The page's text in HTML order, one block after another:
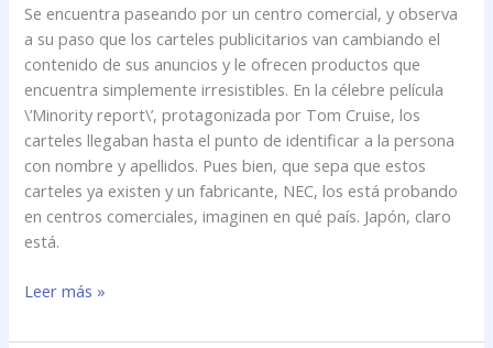
Se encuentra paseando por un centro comercial, y observa
a su paso que los carteles publicitarios van cambiando el
contenido de sus anuncios y le ofrecen productos que
encuentra simplemente irresistibles. En la célebre película
\’Minority report\’, protagonizada por Tom Cruise, los
carteles llegaban hasta el punto de identificar a la persona
con nombre y apellidos. Pues bien, que sepa que estos
carteles ya existen y un fabricante, NEC, los está probando
en centros comerciales, imaginen en qué país. Japón, claro
está.
es
una
realidad
Leer más »